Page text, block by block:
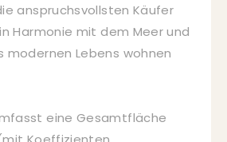
anspruchsvollsten Käufer
Harmonie mit dem Meer und
modernen Lebens wohnen
eine Gesamtfläche